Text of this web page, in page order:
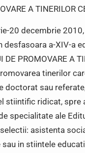
A TINERILOR
20 decembrie
desfasoara a-XIV-a
DE PROMOVARE A
tinerilor
doctorat sau
stiintific ridicat,
specialitate ale
asistenta
in stiintele